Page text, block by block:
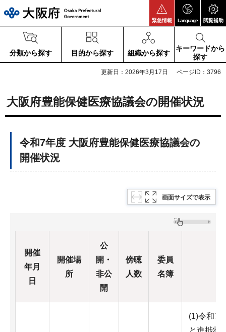
緊急情報 Language 閲覧補助
分類から探す 目的から探す 組織から探す
キーワードから
探す
更新日：2026年3月17日 ページID：3796
大阪府豊能保健医療協議会の開催状況
令和7年度 大阪府豊能保健医療協議会の
開催状況
画面サイズで表示
開催
年月
日
開催場
所
公
開・
非公
開
傍聴
人数
委員
名簿
(1)令和7
と進捗状